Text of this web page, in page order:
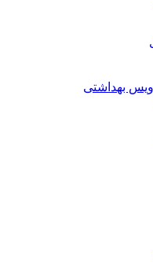
بهداشتی